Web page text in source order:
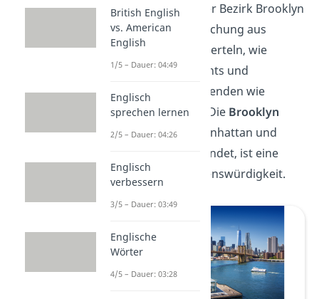
Manhattan. Der Bezirk Brooklyn
bietet eine Mischung aus
historischen Vierteln, wie
Brooklyn Heights und
trendigen Gegenden wie
Williamsburg. Die Brooklyn
Bridge, die Manhattan und
Brooklyn verbindet, ist eine
ikonische Sehenswürdigkeit.
British English
vs. American
English
1/5 – Dauer: 04:49
Englisch
sprechen lernen
2/5 – Dauer: 04:26
Englisch
verbessern
3/5 – Dauer: 03:49
Englische
Wörter
4/5 – Dauer: 03:28